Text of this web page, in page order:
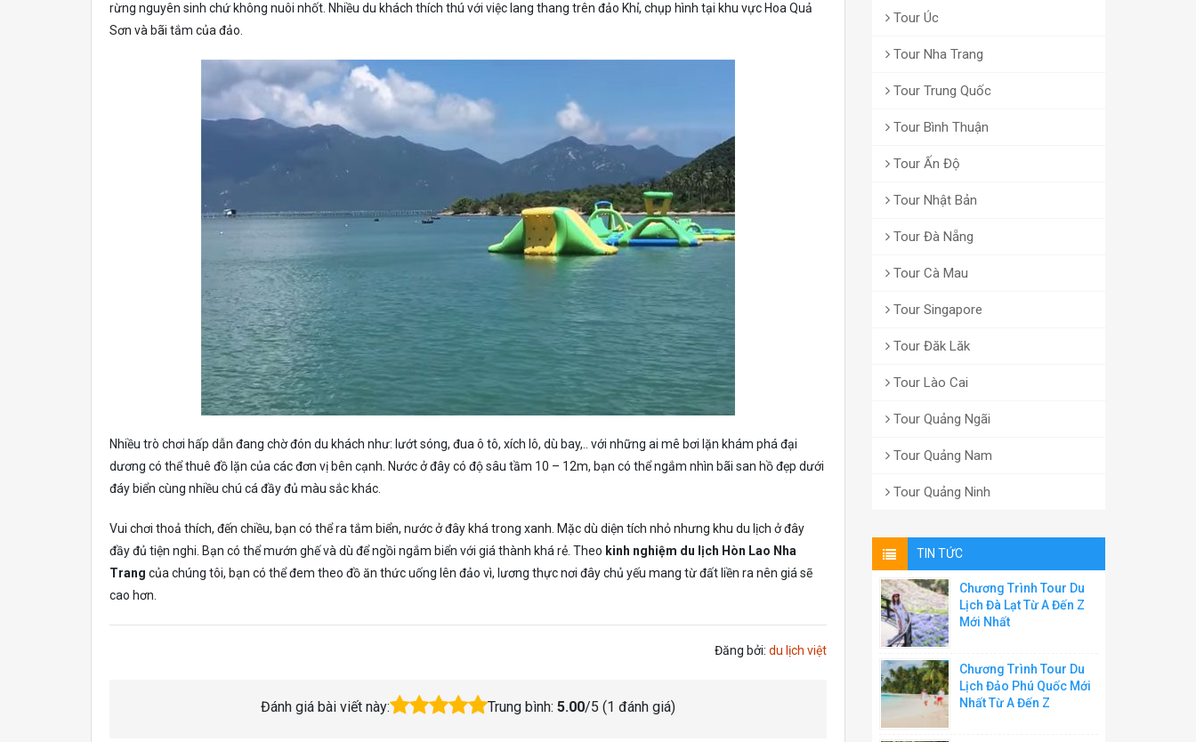
rừng nguyên sinh chứ không nuôi nhốt. Nhiều du khách thích thú với việc lang thang trên đảo Khỉ, chụp hình tại khu vực Hoa Quả
Sơn và bãi tắm của đảo.
Nhiều trò chơi hấp dẫn đang chờ đón du khách như: lướt sóng, đua ô tô, xích lô, dù bay,.. với những ai mê bơi lặn khám phá đại
dương có thể thuê đồ lặn của các đơn vị bên cạnh. Nước ở đây có độ sâu tầm 10 – 12m, bạn có thể ngắm nhìn bãi san hồ đẹp dưới
đáy biển cùng nhiều chú cá đầy đủ màu sắc khác.
Vui chơi thoả thích, đến chiều, bạn có thể ra tắm biển, nước ở đây khá trong xanh. Mặc dù diện tích nhỏ nhưng khu du lịch ở đây
đầy đủ tiện nghi. Bạn có thể mướn ghế và dù để ngồi ngắm biển với giá thành khá rẻ. Theo kinh nghiệm du lịch Hòn Lao Nha
Trang của chúng tôi, bạn có thể đem theo đồ ăn thức uống lên đảo vì, lương thực nơi đây chủ yếu mang từ đất liền ra nên giá sẽ
cao hơn.
Đăng bởi: du lịch việt
Đánh giá bài viết này: Trung bình: 5.00/5 (1 đánh giá)
Tour Úc
Tour Nha Trang
Tour Trung Quốc
Tour Bình Thuận
Tour Ấn Độ
Tour Nhật Bản
Tour Đà Nẵng
Tour Cà Mau
Tour Singapore
Tour Đăk Lăk
Tour Lào Cai
Tour Quảng Ngãi
Tour Quảng Nam
Tour Quảng Ninh
TIN TỨC
Chương Trình Tour Du
Lịch Đà Lạt Từ A Đến Z
Mới Nhất
Chương Trình Tour Du
Lịch Đảo Phú Quốc Mới
Nhất Từ A Đến Z